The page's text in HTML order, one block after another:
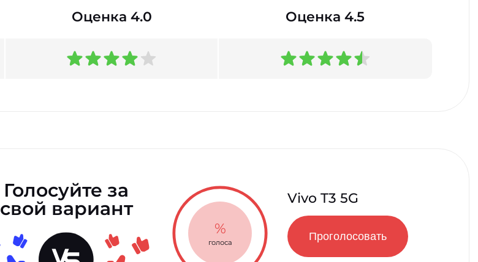
Оценка 4.0 Оценка 4.5
Голосуйте за
свой вариант
Vivo T3 5G
Проголосовать
%
голоса